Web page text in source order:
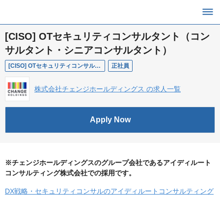
[CISO] OTセキュリティコンサルタント（コン
サルタント・シニアコンサルタント）
[CISO] OTセキュリティコンサルタント（コンサルタント・シニアコンサルタント） 正社員
株式会社チェンジホールディングス の求人一覧
Apply Now
※チェンジホールディングスのグループ会社であるアイディルート
コンサルティング株式会社での採用です。
DX戦略・セキュリティコンサルのアイディルートコンサルティング